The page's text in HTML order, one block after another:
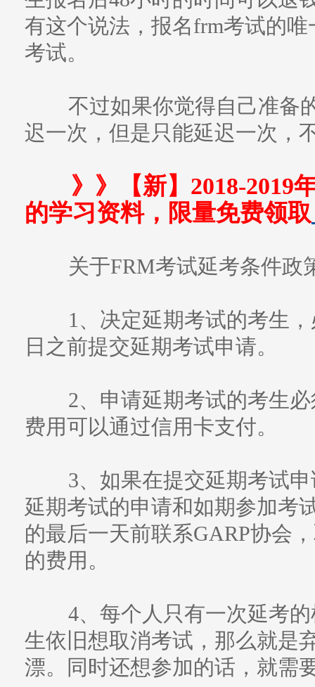
有这个说法，报名frm考试的
考试。
不过如果你觉得自己准备
迟一次，但是只能延迟一次，
》》【新】2018-2019
的学习资料，限量免费领取
关于FRM考试延考条件政
1、决定延期考试的考生
日之前提交延期考试申请。
2、申请延期考试的考生必
费用可以通过信用卡支付。
3、如果在提交延期考试
延期考试的申请和如期参加考
的最后一天前联系GARP协会
的费用。
4、每个人只有一次延考
生依旧想取消考试，那么就是
漂。同时还想参加的话，就需